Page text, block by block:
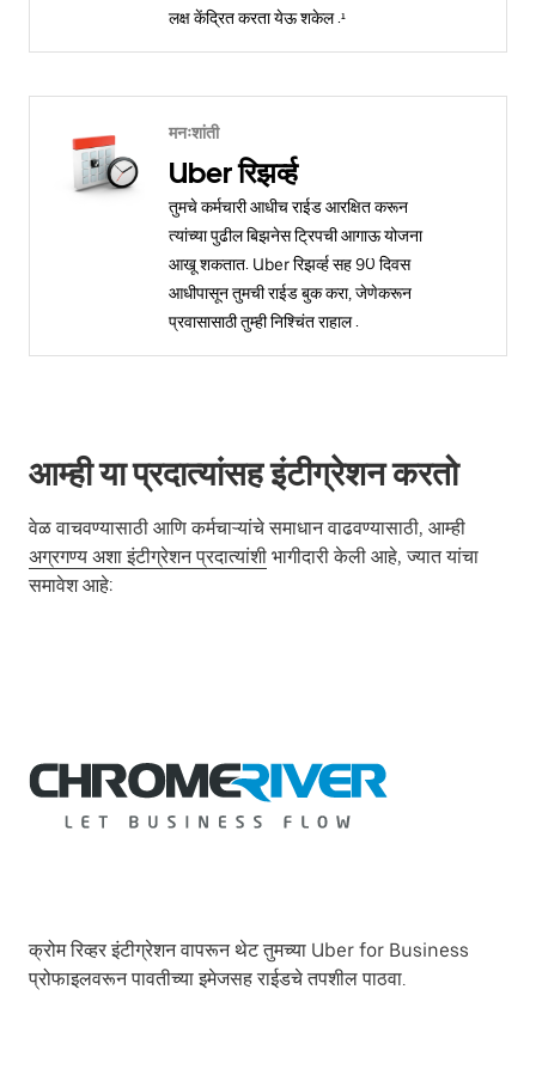
लक्ष केंद्रित करता येऊ शकेल .¹
मनःशांती
Uber रिझर्व्ह
तुमचे कर्मचारी आधीच राईड आरक्षित करून
त्यांच्या पुढील बिझनेस ट्रिपची आगाऊ योजना
आखू शकतात. Uber रिझर्व्ह सह 90 दिवस
आधीपासून तुमची राईड बुक करा, जेणेकरून
प्रवासासाठी तुम्ही निश्चिंत राहाल .
आम्ही या प्रदात्यांसह इंटीग्रेशन करतो
वेळ वाचवण्यासाठी आणि कर्मचाऱ्यांचे समाधान वाढवण्यासाठी, आम्ही
अग्रगण्य अशा इंटीग्रेशन प्रदात्यांशी भागीदारी केली आहे, ज्यात यांचा
समावेश आहे:
क्रोम रिव्हर इंटीग्रेशन वापरून थेट तुमच्या Uber for Business
प्रोफाइलवरून पावतीच्या इमेजसह राईडचे तपशील पाठवा.